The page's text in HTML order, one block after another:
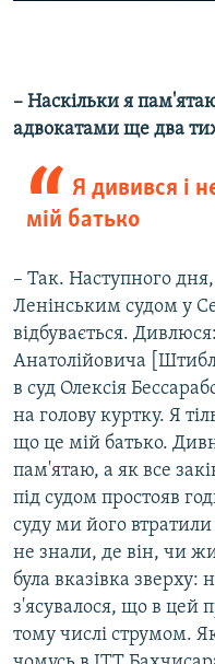
–​ Наскільки я
адвокатами ще два
Я дивився і
мій батько
– Так. Наступного
Ленінським судом у
відбувається.
Анатолійовича
в суд Олексія
на голову куртку. Я
що це мій батько.
пам'ятаю, а як все
під судом простояв
суду ми його
не знали, де він, чи
була вказівка зверху:
з'ясувалося, що в цей
тому числі струмом.